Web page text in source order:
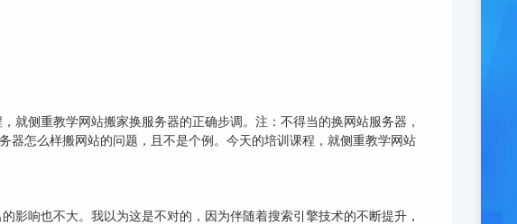
就侧重教学网站搬家换服务器的正确步调。注：不得当的换网站服务器，
怎么样搬网站的问题，且不是个例。今天的培训课程，就侧重教学网站
影响也不大。我以为这是不对的，因为伴随着搜索引擎技术的不断提升，